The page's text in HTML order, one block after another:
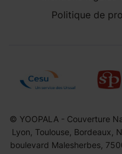
Politique de
© YOOPALA - Couverture
Lyon, Toulouse, Bordeaux,
boulevard Malesherbes,